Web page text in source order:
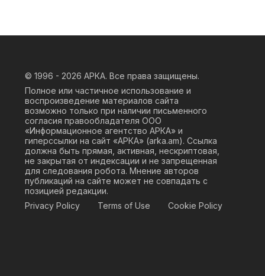
© 1996 - 2026 АРКА. Все права защищены.
Полное или частичное использование и
воспроизведение материалов сайта
возможно только при наличии письменного
согласия правообладателя ООО
«Информационное агентство АРКА» и
гиперссылки на сайт «АРКА» (arka.am). Ссылка
должна быть прямая, активная, нескриптовая,
не закрытая от индексации и не запрещенная
для следования робота. Мнение авторов
публикаций на сайте может не совпадать с
позицией редакции.
Privacy Policy
Terms of Use Cookie Policy